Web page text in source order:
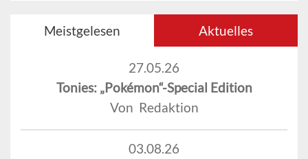
Meistgelesen Aktuelles
27.05.26
Tonies: „Pokémon“-Special Edition
Von Redaktion
03.08.26